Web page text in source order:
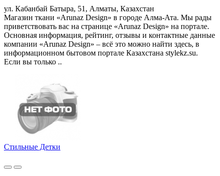
ул. Кабанбай Батыра, 51, Алматы, Казахстан
Магазин ткани «Arunaz Design» в городе Алма-Ата. Мы рады
приветствовать вас на странице «Arunaz Design» на портале.
Основная информация, рейтинг, отзывы и контактные данные
компании «Arunaz Design» – всё это можно найти здесь, в
информационном бытовом портале Казахстана stylekz.su.
Если вы только ..
Стильные Детки